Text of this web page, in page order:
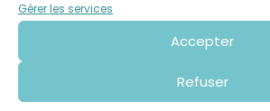
Gérer les services
Accepter
Refuser
Contact : 02 56 31 28 15
Autres événementsà